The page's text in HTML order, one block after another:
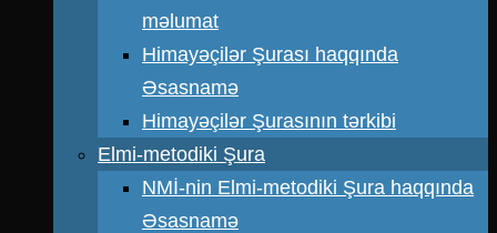
məlumat
Himayəçilər Şurası haqqında
Əsasnamə
Himayəçilər Şurasının tərkibi
Elmi-metodiki Şura
NMİ-nin Elmi-metodiki Şura haqqında
Əsasnamə